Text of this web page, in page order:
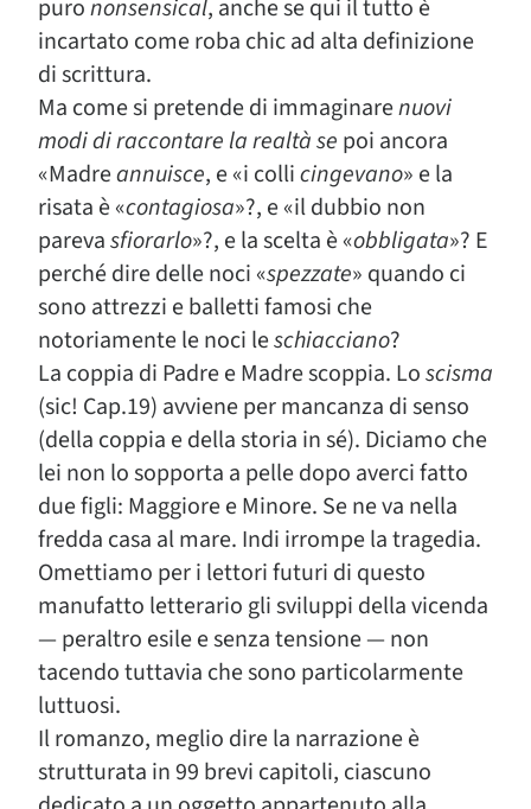
purononsensical, anche se qui il tutto è
incartato come roba chic ad alta definizione
di scrittura.
Ma come si pretende di immaginarenuovi
modi di raccontare la realtà se poi ancora
«Madreannuisce, e «i collicingevano» e la
risata è «contagiosa»?, e «il dubbio non
parevasfiorarlo»?, e la scelta è «obbligata»? E
perché dire delle noci «spezzate» quando ci
sono attrezzi e balletti famosi che
notoriamente le noci leschiacciano?
La coppia di Padre e Madre scoppia. Loscisma
(sic! Cap.19) avviene per mancanza di senso
(della coppia e della storia in sé). Diciamo che
lei non lo sopporta a pelle dopo averci fatto
due figli: Maggiore e Minore. Se ne va nella
fredda casa al mare. Indi irrompe la tragedia.
Omettiamo per i lettori futuri di questo
manufatto letterario gli sviluppi della vicenda
— peraltro esile e senza tensione — non
tacendo tuttavia che sono particolarmente
luttuosi.
Il romanzo, meglio dire la narrazione è
strutturata in 99 brevi capitoli, ciascuno